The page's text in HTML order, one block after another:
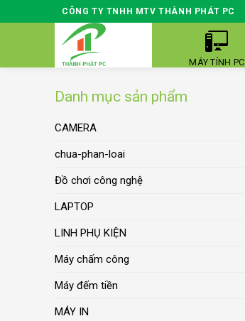
to
CÔNG TY TNHH MTV THÀNH PHÁT PC
MÁY TÍNH PC
Danh mục sản phẩm
CAMERA
chua-phan-loai
Đồ chơi công nghệ
LAPTOP
LINH PHỤ KIỆN
Máy chấm công
Máy đếm tiền
MÁY IN